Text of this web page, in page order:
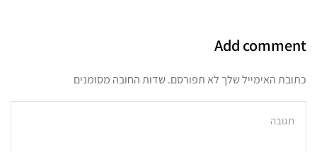
Add comment
כתובת האימייל שלך לא תפורסם. שדות החובה מסומנים